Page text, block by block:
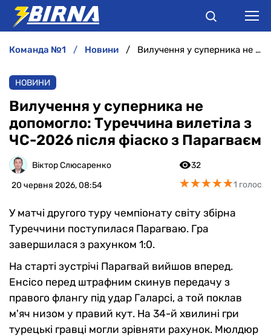
АНАЛІТИКА
ІНТЕРВ'Ю
РІЗНЕ
БУКМЕКЕРИ
команда №1 новини Вилучення у суперника не допомогло: Туреччина вилетіла з ЧС-2026 після фіаско з Парагваєм
НОВИНИ
Вилучення у суперника не
допомогло: Туреччина вилетіла з
ЧС-2026 після фіаско з Парагваєм
Віктор Слюсаренко
20 червня 2026, 08:54
32
★★★★★
★★★★★1 голос
У матчі другого туру чемпіонату світу збірна
Туреччини поступилася Парагваю. Гра
завершилася з рахунком 1:0.
На старті зустрічі Парагвай вийшов вперед.
Енсісо перед штрафним скинув передачу з
правого флангу під удар Галарсі, а той поклав
м'яч низом у правий кут. На 34-й хвилині гри
турецькі гравці могли зрівняти рахунок. Мюлдюр